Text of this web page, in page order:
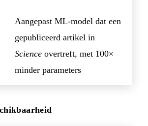
Aangepast ML-model dat een
gepubliceerd artikel in
Science overtreft, met 100×
minder parameters